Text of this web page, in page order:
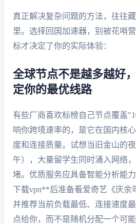
真正解决复杂问题的方法，往往
里。选择回国加速器，别被花哨
标才决定了你的实际体验：
全球节点不是越多越好
定你的最优线路
有些厂商喜欢标榜自己节点覆盖
响你跨境速率的，是它在国内核
度和连接质量。试想当旧金山的
午），大量留学生同时涌入网络
堵。优质服务应具备智能分析能
下载vpn**后准备看爱奇艺《庆余
并推荐当前负载最低、连接速度
点给你，而不是随机分配一个可